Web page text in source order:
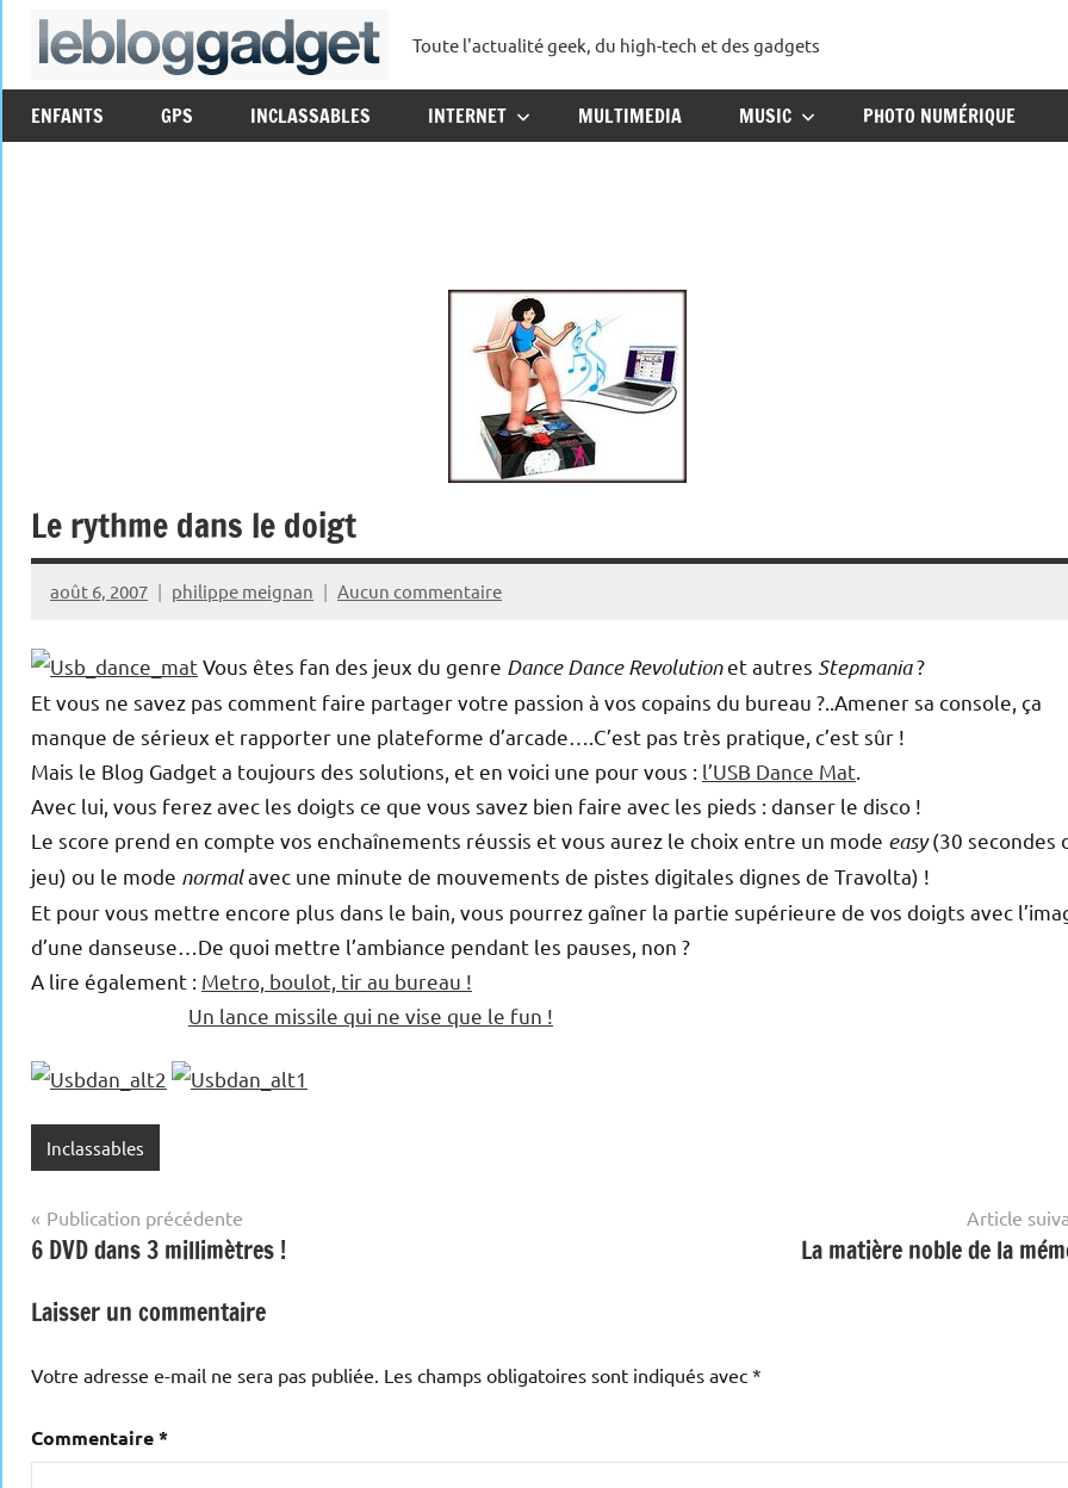
Aller
lebloggadget
Toute l'actualité geek, du high-tech et des gadgets
ENFANTS GPS INCLASSABLES INTERNET MULTIMEDIA MUSIC PHOTO NUMÉRIQUE
Le rythme dans le doigt
août 6, 2007 philippe meignan Aucun commentaire
Vous êtes fan des jeux du genre Dance Dance Revolutionet autres Stepmania?
Et vous ne savez pas comment faire partager votre passion à vos copains du bureau ?..Amener sa console, ça
manque de sérieux et rapporter une plateforme d’arcade….C’est pas très pratique, c’est sûr !
Mais le Blog Gadget a toujours des solutions, et en voici une pour vous : l’USB Dance Mat
Avec lui, vous ferez avec les doigts ce que vous savez bien faire avec les pieds : danser le disco !
Le score prend en compte vos enchaînements réussis et vous aurez le choix entre un mode easy(30 secondes
jeu) ou le mode normalavec une minute de mouvements de pistes digitales dignes de Travolta) !
Et pour vous mettre encore plus dans le bain, vous pourrez gaîner la partie supérieure de vos doigts avec
d’une danseuse…De quoi mettre l’ambiance pendant les pauses, non ?
A lire également : Metro, boulot, tir au bureau !
Un lance missile qui ne vise que le fun !
Inclassables
Navigation
de
l’article
Publication précédente
6 DVD dans 3 millimètres !
Article
La matière noble de la
Laisser un commentaire
Votre adresse e-mail ne sera pas publiée. Les champs obligatoires sont indiqués avec *
Commentaire*